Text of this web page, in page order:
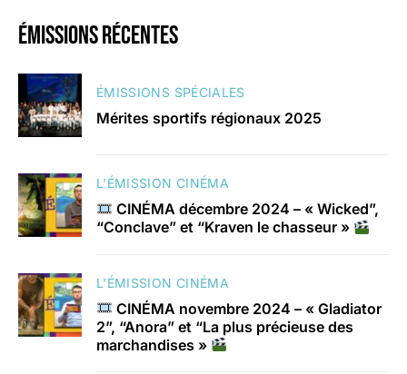
émissions récentes
ÉMISSIONS SPÉCIALES
Mérites sportifs régionaux 2025
L'ÉMISSION CINÉMA
CINÉMA décembre 2024 – « Wicked”,
“Conclave” et “Kraven le chasseur »
L'ÉMISSION CINÉMA
CINÉMA novembre 2024 – « Gladiator
2”, “Anora” et “La plus précieuse des
marchandises »